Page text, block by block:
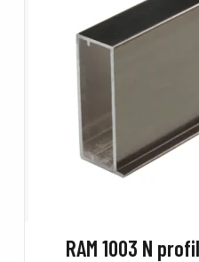
RAM 1003 N